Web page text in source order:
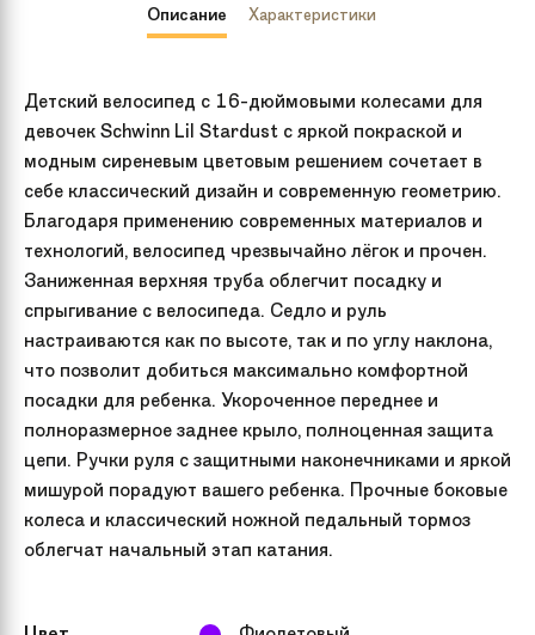
Описание Характеристики
Детский велосипед с 16-дюймовыми колесами для
девочек Schwinn Lil Stardust с яркой покраской и
модным сиреневым цветовым решением сочетает в
себе классический дизайн и современную геометрию.
Благодаря применению современных материалов и
технологий, велосипед чрезвычайно лёгок и прочен.
Заниженная верхняя труба облегчит посадку и
спрыгивание с велосипеда. Седло и руль
настраиваются как по высоте, так и по углу наклона,
что позволит добиться максимально комфортной
посадки для ребенка. Укороченное переднее и
полноразмерное заднее крыло, полноценная защита
цепи. Ручки руля с защитными наконечниками и яркой
мишурой порадуют вашего ребенка. Прочные боковые
колеса и классический ножной педальный тормоз
облегчат начальный этап катания.